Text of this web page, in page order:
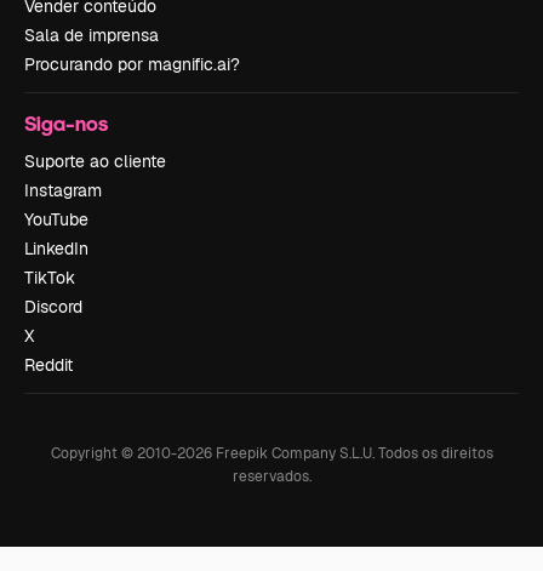
Vender conteúdo
Sala de imprensa
Procurando por magnific.ai?
Siga-nos
Suporte ao cliente
Instagram
YouTube
LinkedIn
TikTok
Discord
X
Reddit
Copyright © 2010-2026Freepik Company S.L.U. Todos os direitos
reservados.